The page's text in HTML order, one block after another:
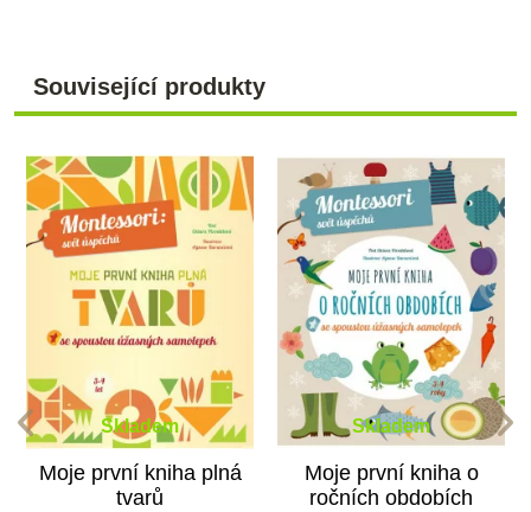
Související produkty
Skladem
Moje první kniha plná
tvarů
Skladem
Moje první kniha o
ročních obdobích